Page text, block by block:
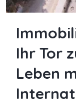
Ihr Tor
Leben